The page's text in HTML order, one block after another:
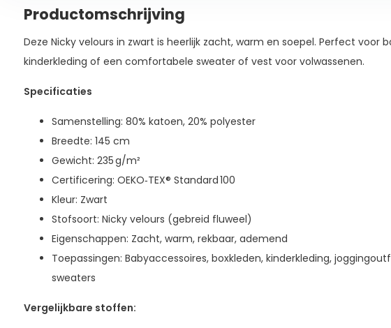
Productomschrijving
Deze Nicky velours in zwart is heerlijk zacht, warm en soepel. Perfect voor
kinderkleding of een comfortabele sweater of vest voor volwassenen.
Specificaties
Samenstelling: 80% katoen, 20% polyester
Breedte: 145 cm
Gewicht: 235 g/m²
Certificering: OEKO‑TEX® Standard 100
Kleur: Zwart
Stofsoort: Nicky velours (gebreid fluweel)
Eigenschappen: Zacht, warm, rekbaar, ademend
Toepassingen: Babyaccessoires, boxkleden, kinderkleding,
sweaters
Vergelijkbare stoffen: